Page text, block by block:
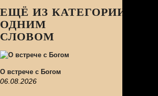
ЕЩЁ ИЗ КАТЕГОРИИ:
ОДНИМ
СЛОВОМ
О встрече с Богом
06.08.2026